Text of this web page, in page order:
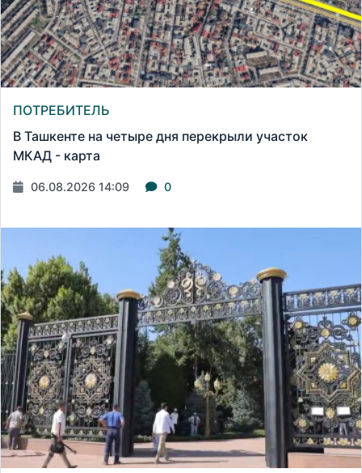
ПОТРЕБИТЕЛЬ
В Ташкенте на четыре дня перекрыли участок
МКАД - карта
06.08.2026 14:09 0